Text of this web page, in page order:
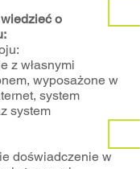
o
z własnymi
wyposażone w
system
system
doświadczenie w